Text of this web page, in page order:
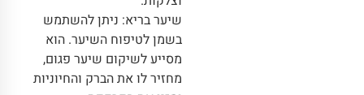
שיער בריא: ניתן להשתמש
בשמן לטיפוח השיער. הוא
מסייע לשיקום שיער פגום,
מחזיר לו את הברק והחיוניות